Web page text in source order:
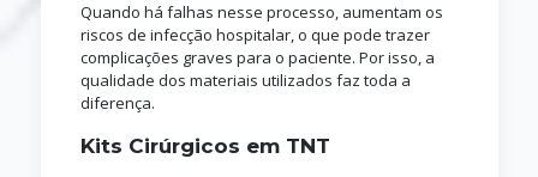
Quando há falhas nesse processo, aumentam os
riscos de infecção hospitalar, o que pode trazer
complicações graves para o paciente. Por isso, a
qualidade dos materiais utilizados faz toda a
diferença.
Kits Cirúrgicos em TNT